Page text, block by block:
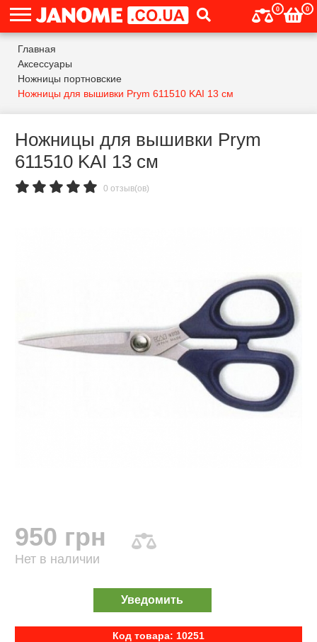
0 0
Главная
Аксессуары
Ножницы портновские
Ножницы для вышивки Prym 611510 KAI 13 см
Ножницы для вышивки Prym
611510 KAI 13 см
0 отзыв(ов)
950 грн
Нет в наличии
Уведомить
Код товара: 10251